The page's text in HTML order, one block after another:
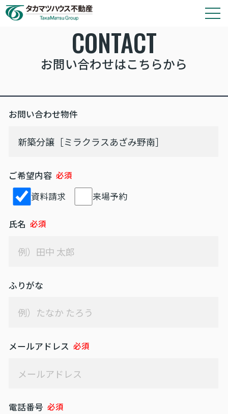
タカマツハウス物件
その他の仲介物件はこちら
タカマツハウス分譲物件のご案内や各種お手続き
は、タカマツハウス不動産株式会社が窓口として
CONTACT
お問い合わせはこちらから
お問い合わせ物件
ご希望内容
資料請求
来場予約
氏名
ふりがな
メールアドレス
電話番号